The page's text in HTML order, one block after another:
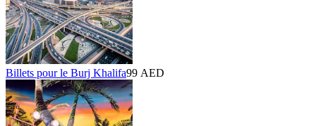
Billets pour le Burj Khalifa99 AED